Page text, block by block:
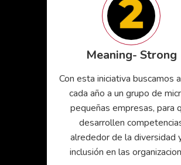
Meaning- Strong
Con esta iniciativa buscamos
cada año a un grupo de
pequeñas empresas, para
desarrollen
alrededor de la diversidad
inclusión en las